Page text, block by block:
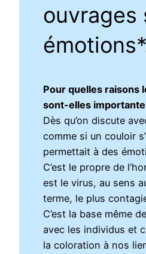
ouvrages
Pour quelles raisons
sont-elles
Dès qu’on discute
comme si un couloir
permettait à des
C’est le propre de
est le virus, au sens
terme, le plus
C’est la base même
avec les individus et
la coloration à nos